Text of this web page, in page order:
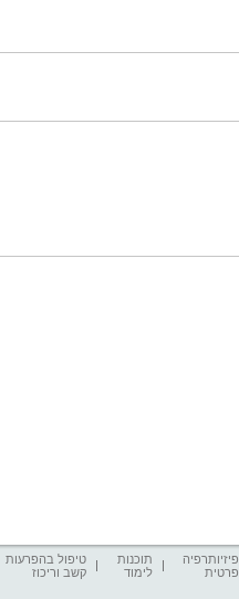
פיזיותרפיה
פרטית
תוכנות
לימוד
טיפול בהפרעות
קשב וריכוז